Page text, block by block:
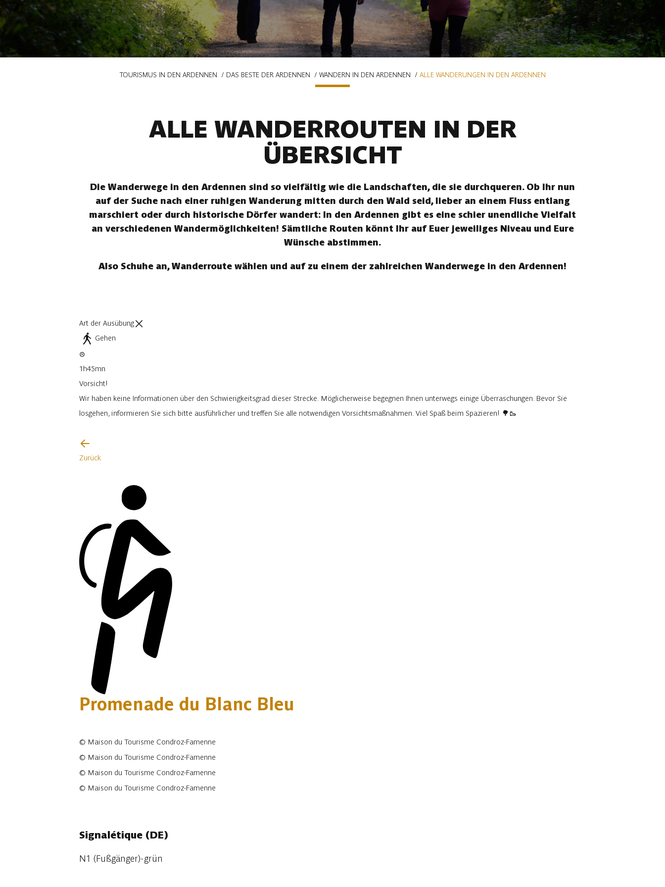
TOURISMUS IN DEN ARDENNEN DAS BESTE DER ARDENNEN WANDERN IN DEN ARDENNEN ALLE WANDERUNGEN IN DEN ARDENNEN
ALLE WANDERROUTEN IN DER
ÜBERSICHT
Die Wanderwege in den Ardennen sind so vielfältig wie die Landschaften, die sie durchqueren. Ob Ihr nun
auf der Suche nach einer ruhigen Wanderung mitten durch den Wald seid, lieber an einem Fluss entlang
marschiert oder durch historische Dörfer wandert: In den Ardennen gibt es eine schier unendliche Vielfalt
an verschiedenen Wandermöglichkeiten! Sämtliche Routen könnt Ihr auf Euer jeweiliges Niveau und Eure
Wünsche abstimmen.
Also Schuhe an, Wanderroute wählen und auf zu einem der zahlreichen Wanderwege in den Ardennen!
Art der Ausübung
Gehen
1h45mn
Vorsicht!
Wir haben keine Informationen über den Schwierigkeitsgrad dieser Strecke. Möglicherweise begegnen Ihnen unterwegs einige Überraschungen. Bevor Sie
losgehen, informieren Sie sich bitte ausführlicher und treffen Sie alle notwendigen Vorsichtsmaßnahmen. Viel Spaß beim Spazieren! 🌳🥾
Zurück
Promenade du Blanc Bleu
© Maison du Tourisme Condroz-Famenne
© Maison du Tourisme Condroz-Famenne
© Maison du Tourisme Condroz-Famenne
© Maison du Tourisme Condroz-Famenne
Signalétique (DE)
N1 (Fußgänger)-grün